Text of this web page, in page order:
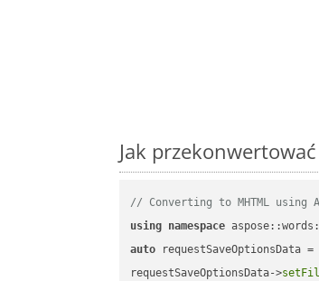
Jak
// Converting to MHTML using
using namespace
auto requestSaveOptionsData
requestSaveOptionsData->